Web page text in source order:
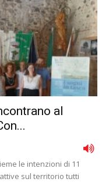
al
le intenzioni di 11
sul territorio tutti